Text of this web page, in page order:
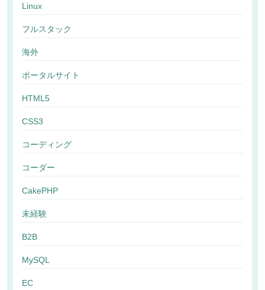
Linux
フルスタック
海外
ポータルサイト
HTML5
CSS3
コーディング
コーダー
CakePHP
未経験
B2B
MySQL
EC